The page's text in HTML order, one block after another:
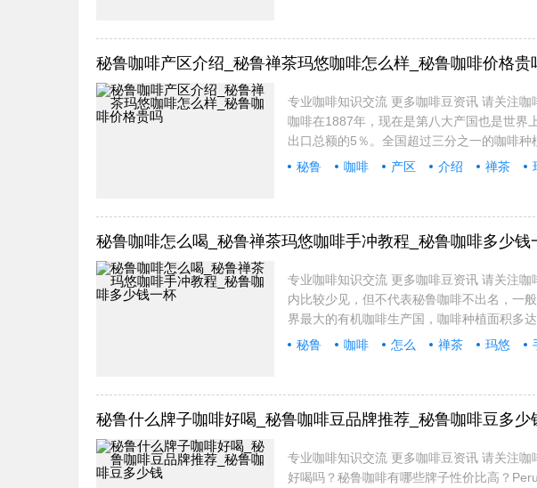
秘鲁咖啡产区介绍_秘鲁禅茶玛悠咖啡怎么样_秘鲁咖啡价格贵
专业咖啡知识交流 更多咖啡豆资讯 请关注
咖啡在1887年，现在是第八大产国也是世界
出口总额的5％。全国超过三分之一的咖啡
秘鲁 咖啡 产区 介绍 禅茶
秘鲁咖啡怎么喝_秘鲁禅茶玛悠咖啡手冲教程_秘鲁咖啡多少钱
专业咖啡知识交流 更多咖啡豆资讯 请关注
内比较少见，但不代表秘鲁咖啡不出名，一
界最大的有机咖啡生产国，咖啡种植面积多
秘鲁 咖啡 怎么 禅茶 玛悠
秘鲁什么牌子咖啡好喝_秘鲁咖啡豆品牌推荐_秘鲁咖啡豆多少
专业咖啡知识交流 更多咖啡豆资讯 请关注
好喝吗？秘鲁咖啡有哪些牌子性价比高？